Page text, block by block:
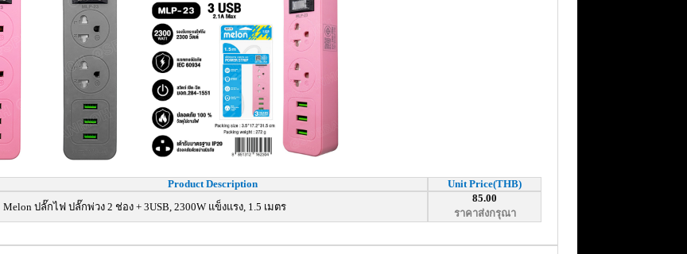
Product Description
Unit Price(THB)
Melon ปลั๊กไฟ ปลั๊กพ่วง 2 ช่อง + 3USB, 2300W แข็งแรง, 1.5 เมตร
85.00
ราคาส่งกรุณา